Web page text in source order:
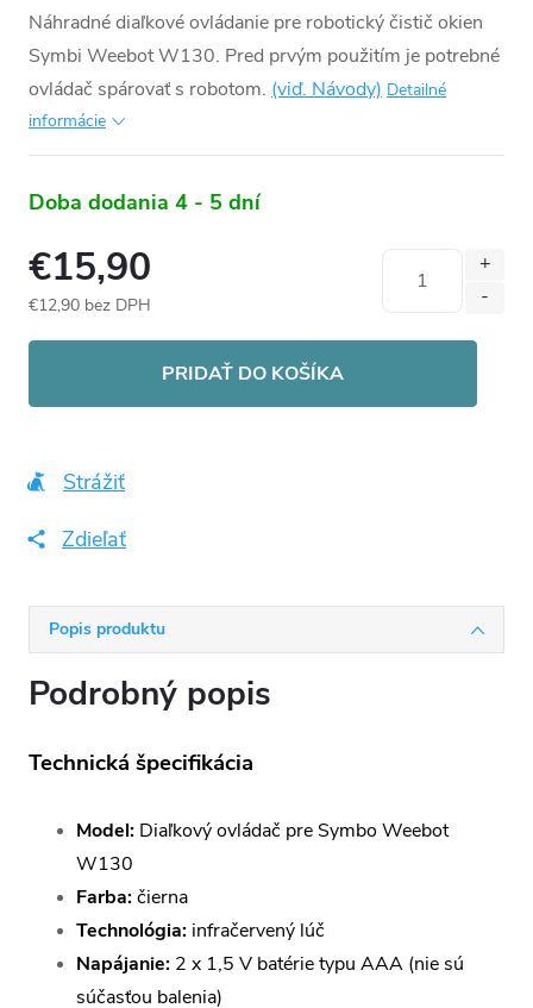
Náhradné diaľkové ovládanie pre robotický čistič okien
Symbi Weebot W130. Pred prvým použitím je potrebné
ovládač spárovať s robotom. (viď. Návody) Detailné
informácie
Doba dodania 4 - 5 dní
€15,90
€12,90 bez DPH
PRIDAŤ DO KOŠÍKA
Strážiť
Zdieľať
Popis produktu
Podrobný popis
Technická špecifikácia
Model: Diaľkový ovládač pre Symbo Weebot
W130
Farba:čierna
Technológia: infračervený lúč
Napájanie: 2 x 1,5 V batérie typu AAA (nie sú
súčasťou balenia)